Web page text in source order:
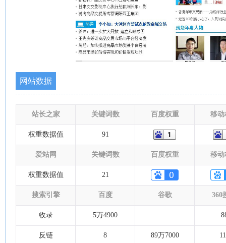
网站数据
站长之家 关键词数 百度权重 移动
权重数据值 91
爱站网 关键词数 百度权重 移动
权重数据值 21
搜索引擎 百度 谷歌 360
收录 5万4900
反链 8 89万7000